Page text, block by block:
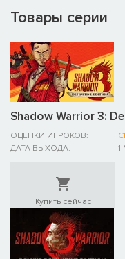
Товары серии
Shadow Warrior 3:
ОЦЕНКИ ИГРОКОВ:
ДАТА ВЫХОДА:
1
Купить сейчас